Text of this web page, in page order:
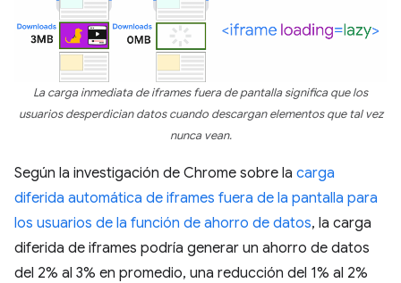
La carga inmediata de iframes fuera de pantalla significa que los
usuarios desperdician datos cuando descargan elementos que tal vez
nunca vean.
Según la investigación de Chrome sobre la carga
diferida automática de iframes fuera de la pantalla para
los usuarios de la función de ahorro de datos, la carga
diferida de iframes podría generar un ahorro de datos
del 2% al 3% en promedio, una reducción del 1% al 2%